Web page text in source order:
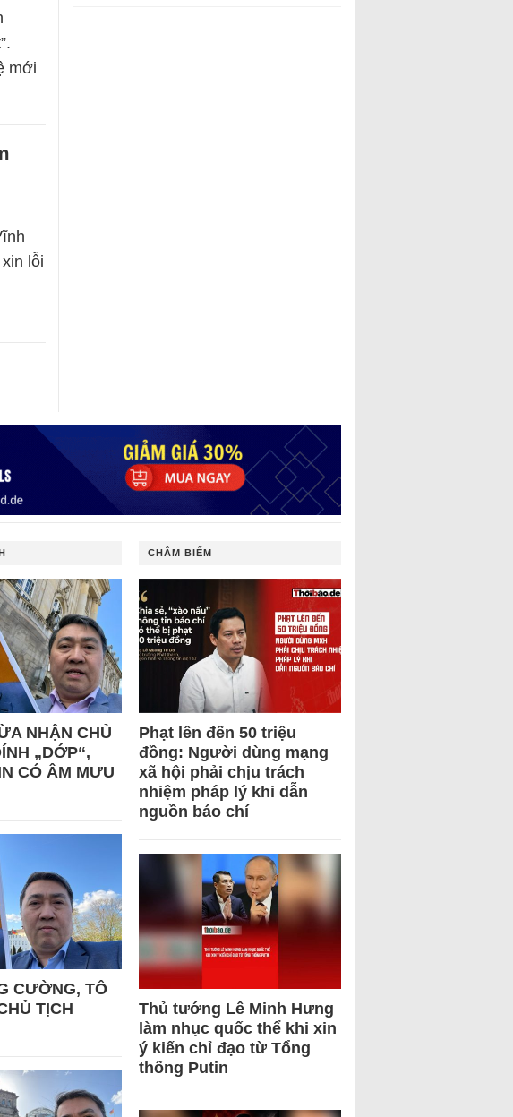
mới
lỗi
NHẬN CHỦ
„DỚP“,
CÓ ÂM MƯU
CƯỜNG, TÔ
TỊCH
CHÂM BIẾM
Phạt lên đến 50 triệu
đồng: Người dùng mạng
xã hội phải chịu trách
nhiệm pháp lý khi dẫn
nguồn báo chí
Thủ tướng Lê Minh Hưng
làm nhục quốc thể khi xin
ý kiến chỉ đạo từ Tổng
thống Putin